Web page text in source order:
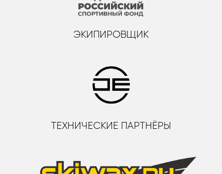
ЭКИПИРОВЩИК
ТЕХНИЧЕСКИЕ ПАРТНЁРЫ